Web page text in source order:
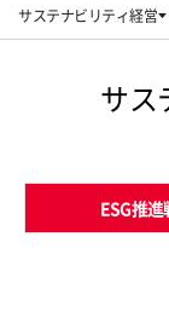
サステナビリティ経営
サス
ESG推進